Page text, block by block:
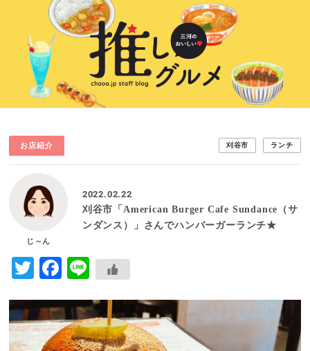
お店紹介 刈谷市 ランチ
じ～ん
2022.02.22
刈谷市「American Burger Cafe Sundance（サ
ンダンス）」さんでハンバーガーランチ★
Twitter
Facebook
Line